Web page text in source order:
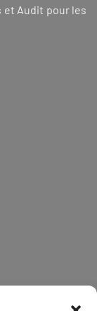
et Audit pour les